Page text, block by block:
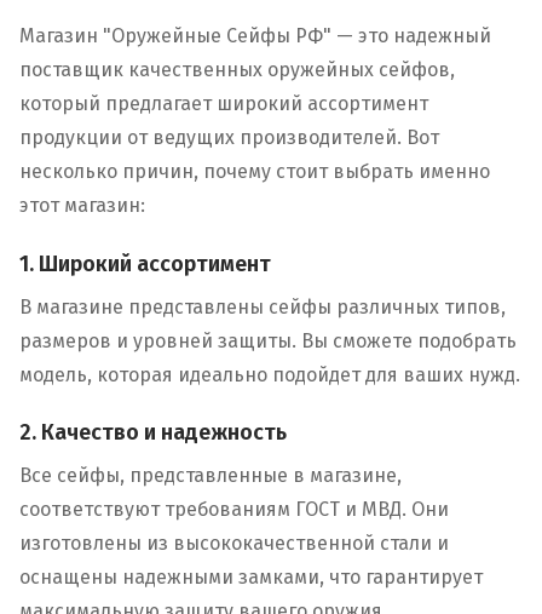
Магазин "Оружейные Сейфы РФ" — это надежный
поставщик качественных оружейных сейфов,
который предлагает широкий ассортимент
продукции от ведущих производителей. Вот
несколько причин, почему стоит выбрать именно
этот магазин:
1. Широкий ассортимент
В магазине представлены сейфы различных типов,
размеров и уровней защиты. Вы сможете подобрать
модель, которая идеально подойдет для ваших нужд.
2. Качество и надежность
Все сейфы, представленные в магазине,
соответствуют требованиям ГОСТ и МВД. Они
изготовлены из высококачественной стали и
оснащены надежными замками, что гарантирует